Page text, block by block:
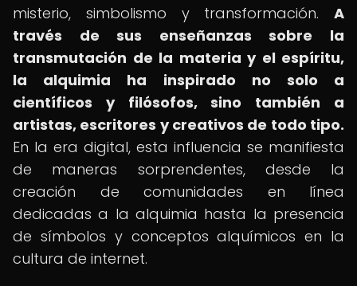
misterio, simbolismo y transformación. A
través de sus enseñanzas sobre la
transmutación de la materia y el espíritu,
la alquimia ha inspirado no solo a
científicos y filósofos, sino también a
artistas, escritores y creativos de todo tipo.
En la era digital, esta influencia se manifiesta
de maneras sorprendentes, desde la
creación de comunidades en línea
dedicadas a la alquimia hasta la presencia
de símbolos y conceptos alquímicos en la
cultura de internet.